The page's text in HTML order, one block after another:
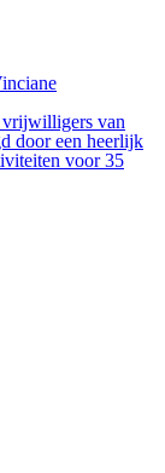
vrijwilligers van
door een heerlijk
voor35